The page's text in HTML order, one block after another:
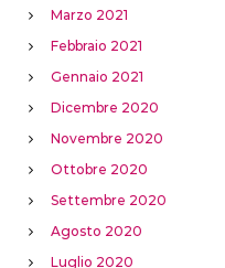
Marzo 2021
Febbraio 2021
Gennaio 2021
Dicembre 2020
Novembre 2020
Ottobre 2020
Settembre 2020
Agosto 2020
Luglio 2020